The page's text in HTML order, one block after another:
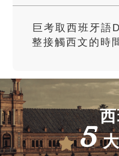
巨匠線上西語課
穿插很多複習
5